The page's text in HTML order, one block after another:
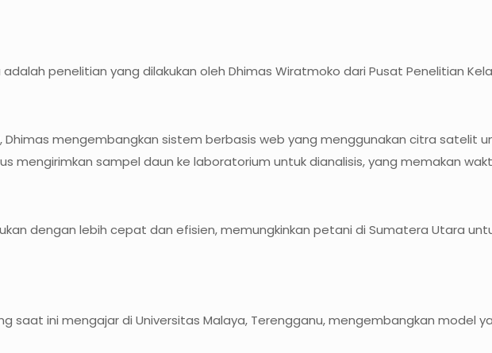
penelitian yang dilakukan oleh Dhimas Wiratmoko dari Pusat Penelitian
Dhimas mengembangkan sistem berbasis web yang menggunakan citra satelit
mengirimkan sampel daun ke laboratorium untuk dianalisis, yang memakan
dengan lebih cepat dan efisien, memungkinkan petani di Sumatera Utara
saat ini mengajar di Universitas Malaya, Terengganu, mengembangkan model